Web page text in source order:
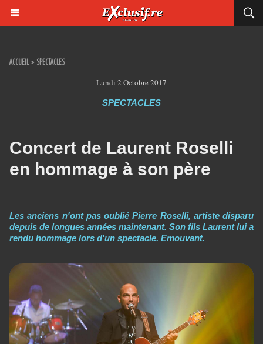
ACCUEIL > SPECTACLES
Lundi 2 Octobre 2017
SPECTACLES
Concert de Laurent Roselli
en hommage à son père
Les anciens n'ont pas oublié Pierre Roselli, artiste disparu
depuis de longues années maintenant. Son fils Laurent lui a
rendu hommage lors d'un spectacle. Emouvant.